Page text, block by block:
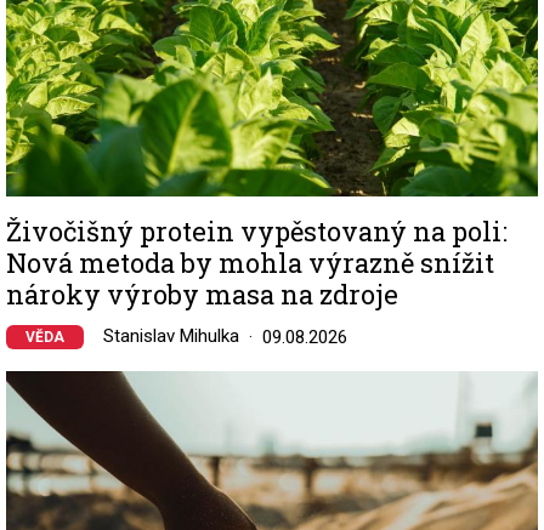
Živočišný protein vypěstovaný na poli:
Nová metoda by mohla výrazně snížit
nároky výroby masa na zdroje
VĚDA Stanislav Mihulka 09.08.2026
Image